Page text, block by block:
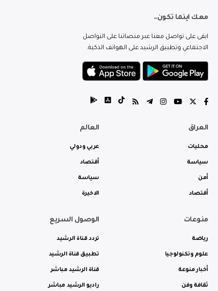
معك اينما تكون..
ابقى على تواصل معنا عبر منصاتنا على التواصل
الاجتماعي وتطبيق الرشيد على الهواتف الذكية.
العراق
محليات
سياسة
أمن
أقتصاد
العالم
عربي ودولي
أقتصاد
سياسة
الاخيرة
منوعات
رياضة
علوم وتكنولوجيا
أخبار منوعة
ثقافة وفن
الوصول السريع
تردد قناة الرشيد
تطبيق قناة الرشيد
قناة الرشيد مباشر
راديو الرشيد مباشر